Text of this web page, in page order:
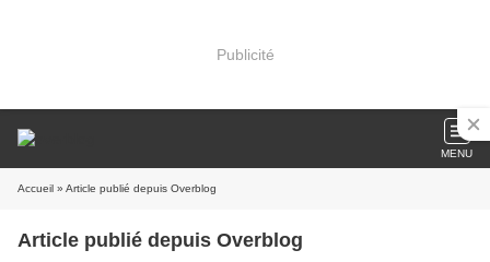
Publicité
MENU
Accueil » Article publié depuis Overblog
Article publié depuis Overblog